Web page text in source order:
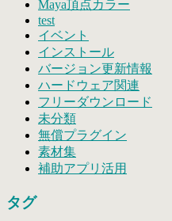
Maya頂点カラー
test
イベント
インストール
バージョン更新情報
ハードウェア関連
フリーダウンロード
未分類
無償プラグイン
素材集
補助アプリ活用
タグ